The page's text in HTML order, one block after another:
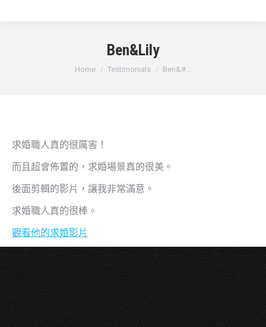
Ben&Lily
You are here:
Home Testimonials Ben&#...
求婚職人真的很厲害！
而且超會佈置的，求婚場景真的很美。
後面剪輯的影片，讓我非常滿意。
求婚職人真的很棒。
觀看他的求婚影片